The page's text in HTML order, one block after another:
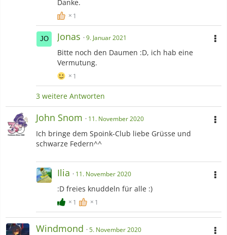
Danke.
1
Jonas 9. Januar 2021
Bitte noch den Daumen :D, ich hab eine
Vermutung.
1
3 weitere Antworten
John Snom 11. November 2020
Ich bringe dem Spoink-Club liebe Grüsse und
schwarze Federn^^
Ilia 11. November 2020
:D freies knuddeln für alle :)
1 1
Windmond 5. November 2020